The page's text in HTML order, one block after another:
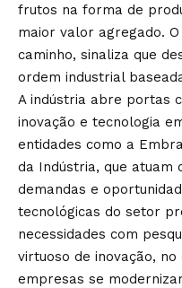
frutos na forma de
maior valor agregado.
caminho, sinaliza que
ordem industrial
A indústria abre portas
inovação e tecnologia
entidades como a
da Indústria, que atuam
demandas e
tecnológicas do setor
necessidades com
virtuoso de inovação,
empresas se